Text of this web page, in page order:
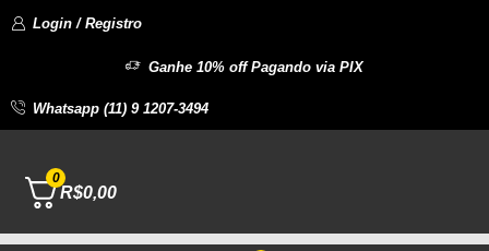
Login / Registro
Ganhe 10% off Pagando via PIX
Whatsapp (11) 9 1207-3494
0
R$0,00